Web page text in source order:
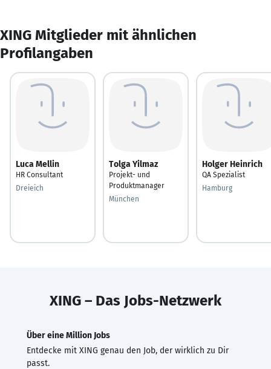
XING Mitglieder mit ähnlichen
Profilangaben
Luca Mellin
HR Consultant
Dreieich
Tolga Yilmaz
Projekt- und
Produktmanager
München
Holger Heinrich
QA Spezialist
Hamburg
XING – Das Jobs-Netzwerk
Über eine Million Jobs
Entdecke mit XING genau den Job, der wirklich zu Dir
passt.